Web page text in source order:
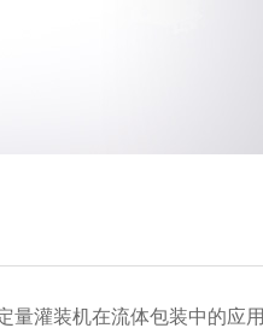
灌装机在流体包装中的应用